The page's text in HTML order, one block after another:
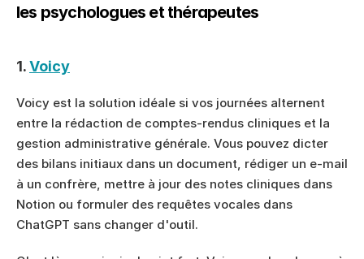
les psychologues et thérapeutes
1. Voicy
Voicy est la solution idéale si vos journées alternent
entre la rédaction de comptes-rendus cliniques et la
gestion administrative générale. Vous pouvez dicter
des bilans initiaux dans un document, rédiger un e-mail
à un confrère, mettre à jour des notes cliniques dans
Notion ou formuler des requêtes vocales dans
ChatGPT sans changer d'outil.